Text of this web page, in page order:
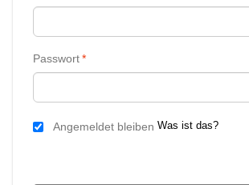
*
Passwort
Angemeldet bleiben Was ist das?